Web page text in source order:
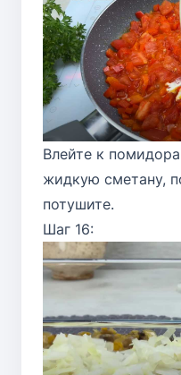
Влейте к
жидкую сметану,
потушите.
Шаг 16: